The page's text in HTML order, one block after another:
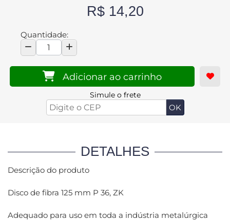
R$ 14,20
Quantidade:
Adicionar ao carrinho
Simule o frete
DETALHES
Descrição do produto
Disco de fibra 125 mm P 36, ZK
Adequado para uso em toda a indústria metalúrgica